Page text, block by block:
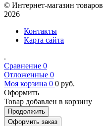
© Интернет-магазин
2026
Контакты
Карта сайта
.
Сравнение 0
Отложенные 0
Моя корзина 0 0 руб.
Оформить
Товар добавлен в корзину
Продолжить
Оформить заказ